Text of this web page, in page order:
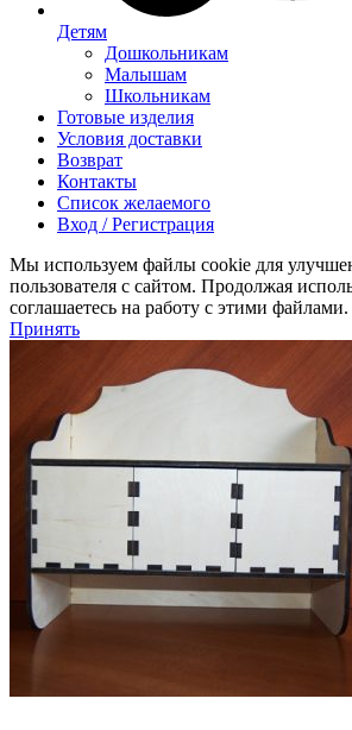
Детям
Дошкольникам
Малышам
Школьникам
Готовые изделия
Условия доставки
Возврат
Контакты
Список желаемого
Вход / Регистрация
Мы используем файлы cookie для
пользователя с сайтом. Продолжая
соглашаетесь на работу с этими файлами.
Принять